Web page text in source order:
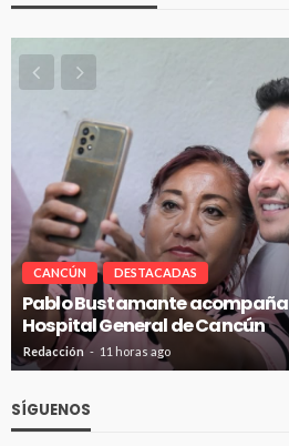
CANCÚN DESTACADAS
Pablo Bustamante
Hospital General de Cancún
Redacción 11 horas ago
SÍGUENOS